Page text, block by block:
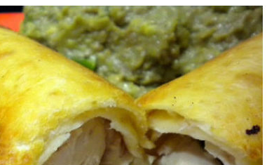
100% natural. Es el sustituto perfecto a los frutos